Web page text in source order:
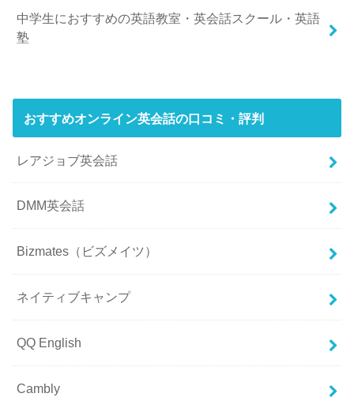
中学生におすすめの英語教室・英会話スクール・英語
塾
おすすめオンライン英会話の口コミ・評判
レアジョブ英会話
DMM英会話
Bizmates（ビズメイツ）
ネイティブキャンプ
QQ English
Cambly